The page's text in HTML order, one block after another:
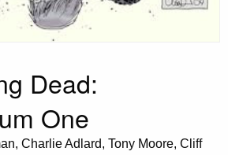
Dead:
One
Charlie Adlard, Tony Moore, Cliff